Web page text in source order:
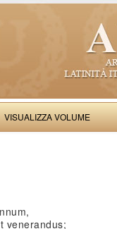
VISUALIZZA VOLUME
venerandus;